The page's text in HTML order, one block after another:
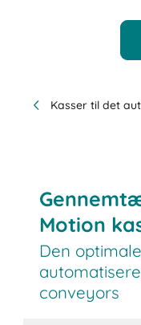
Kasser til det
Motion
Den
conveyors